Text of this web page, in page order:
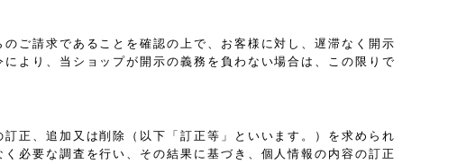
ご請求であることを確認の上で、お客様に対し、遅滞なく開示
より、当ショップが開示の義務を負わない場合は、この限りで
正、追加又は削除（以下「訂正等」といいます。）を求められ
必要な調査を行い、その結果に基づき、個人情報の内容の訂正